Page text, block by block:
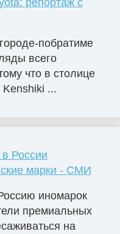
репортаж с
побратиме
всего
что в столице
Kenshiki ...
России
марки - СМИ
иномарок
премиальных
на